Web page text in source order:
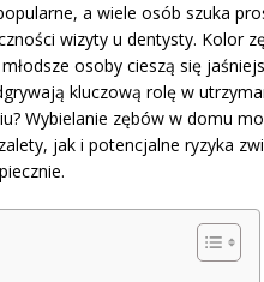
a wiele osób szuka
wizyty u dentysty. Kolor
osoby cieszą się
kluczową rolę w
Wybielanie zębów w domu
jak i potencjalne ryzyka